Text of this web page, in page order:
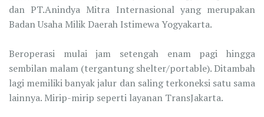
dan PT.Anindya Mitra Internasional yang merupakan
Badan Usaha Milik Daerah Istimewa Yogyakarta.
Beroperasi mulai jam setengah enam pagi hingga
sembilan malam (tergantung shelter/portable). Ditambah
lagi memiliki banyak jalur dan saling terkoneksi satu sama
lainnya. Mirip-mirip seperti layanan TransJakarta.